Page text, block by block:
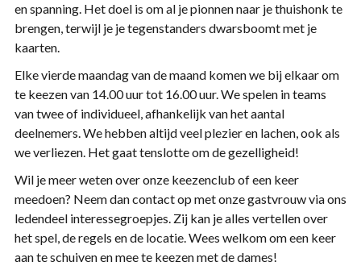
en spanning. Het doel is om al je pionnen naar je thuishonk te
brengen, terwijl je je tegenstanders dwarsboomt met je
kaarten.
Elke vierde maandag van de maand komen we bij elkaar om
te keezen van 14.00 uur tot 16.00 uur. We spelen in teams
van twee of individueel, afhankelijk van het aantal
deelnemers. We hebben altijd veel plezier en lachen, ook als
we verliezen. Het gaat tenslotte om de gezelligheid!
Wil je meer weten over onze keezenclub of een keer
meedoen? Neem dan contact op met onze gastvrouw via ons
ledendeel interessegroepjes. Zij kan je alles vertellen over
het spel, de regels en de locatie. Wees welkom om een keer
aan te schuiven en mee te keezen met de dames!